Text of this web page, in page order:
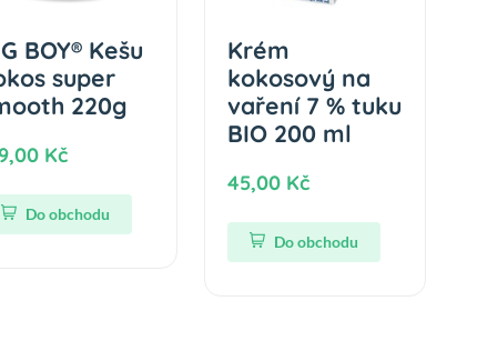
BOY® Kešu
super
220g
Kč
Do obchodu
Krém
kokosový na
vaření 7 % tuku
BIO 200 ml
45,00 Kč
Do obchodu